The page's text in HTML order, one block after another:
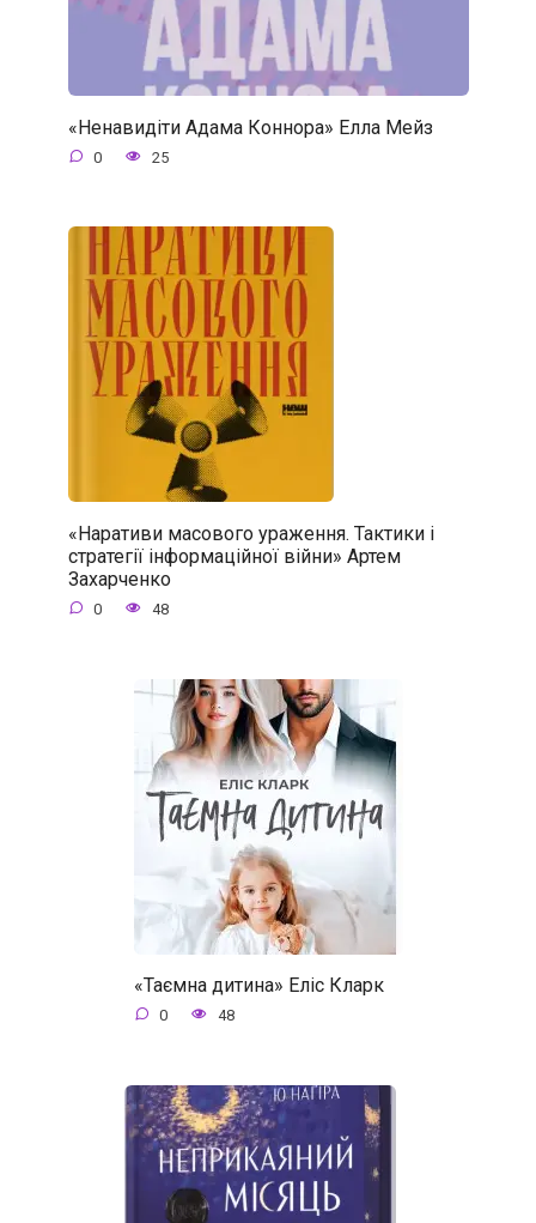
«Ненавидіти Адама Коннора» Елла Мейз
0 25
«Наративи масового ураження. Тактики і
стратегії інформаційної війни» Артем
Захарченко
0 48
«Таємна дитина» Еліс Кларк
0 48